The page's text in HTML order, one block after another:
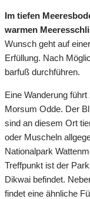
Im tiefen
warmen
Wunsch geht auf
Erfüllung. Nach
barfuß durchführen.
Eine Wanderung
Morsum Odde. Der
sind an diesem Ort
oder Muscheln
Nationalpark
Treffpunkt ist der
Dikwai befindet.
findet eine ähnliche